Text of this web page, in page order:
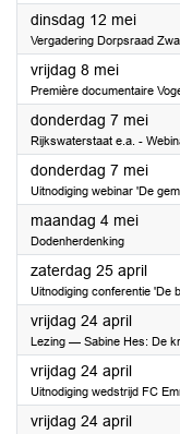
dinsdag 12 mei2026
Vergadering Dorpsraad
vrijdag 8 mei2026
Première documentaire
donderdag 7 mei2026
Rijkswaterstaat e.a. -
donderdag 7 mei2026
Uitnodiging webinar 'De
maandag 4 mei2026
Dodenherdenking
zaterdag 25 april2026
Uitnodiging conferentie 'De
vrijdag 24 april2026
Lezing — Sabine Hes: De
vrijdag 24 april2026
Uitnodiging wedstrijd FC
vrijdag 24 april2026